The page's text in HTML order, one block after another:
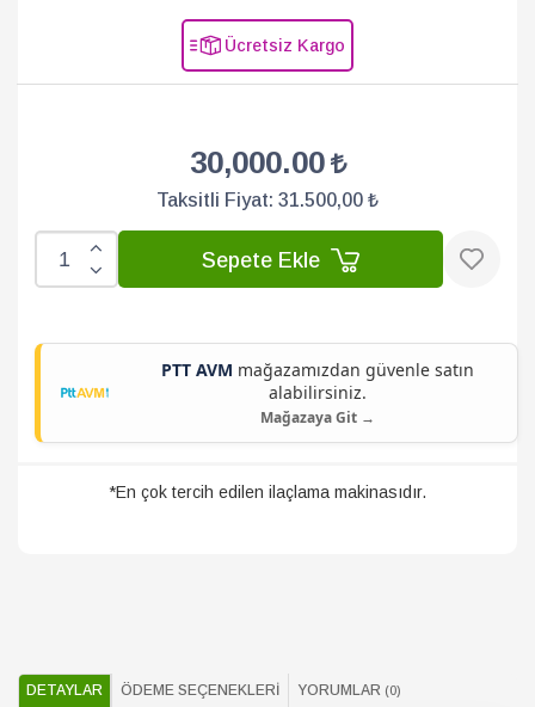
Ücretsiz Kargo
30,000.00
Taksitli Fiyat: 31.500,00 ₺
Sepete Ekle
PTT AVM mağazamızdan güvenle satın
alabilirsiniz.
Mağazaya Git →
*En çok tercih edilen ilaçlama makinasıdır.
DETAYLAR ÖDEME SEÇENEKLERI YORUMLAR (0)